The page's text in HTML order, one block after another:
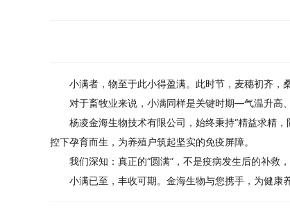
小满者，物至于此小得盈满。此时节，麦穗初齐，
对于畜牧业来说，小满同样是关键时期—气温升高
杨凌金海生物技术有限公司 ，始终秉持“精益求精
控下孕育而生，为养殖户筑起坚实的免疫屏障。
我们深知：真正的“圆满”，不是疫病发生后的补救
小满已至，丰收可期。金海生物与您携手，为健康